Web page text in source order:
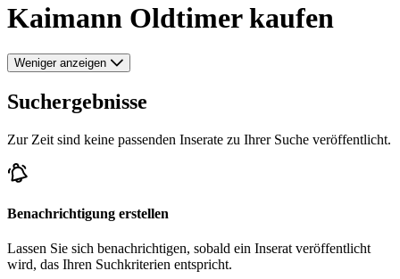
Kaimann Oldtimer kaufen
Weniger anzeigen
Suchergebnisse
Zur Zeit sind keine passenden Inserate zu Ihrer Suche veröffentlicht.
Benachrichtigung erstellen
Lassen Sie sich benachrichtigen, sobald ein Inserat veröffentlicht
wird, das Ihren Suchkriterien entspricht.